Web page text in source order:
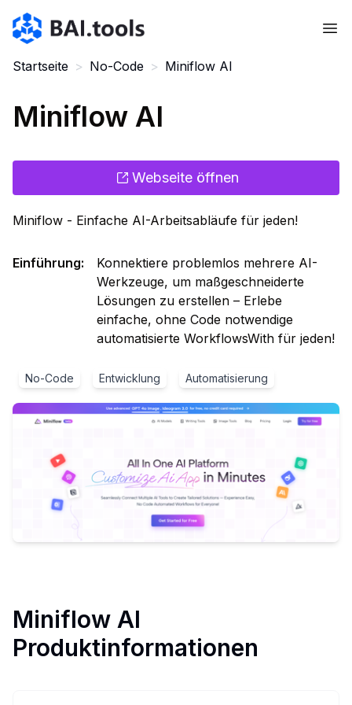
Bai.tools
Startseite > No-Code > Miniflow AI
Miniflow AI
Webseite öffnen
Miniflow - Einfache AI-Arbeitsabläufe für jeden!
Einführung:
Konnektiere problemlos mehrere AI-
Werkzeuge, um maßgeschneiderte
Lösungen zu erstellen – Erlebe
einfache, ohne Code notwendige
automatisierte WorkflowsWith für jeden!
No-Code Entwicklung Automatisierung
Miniflow AI
Produktinformationen